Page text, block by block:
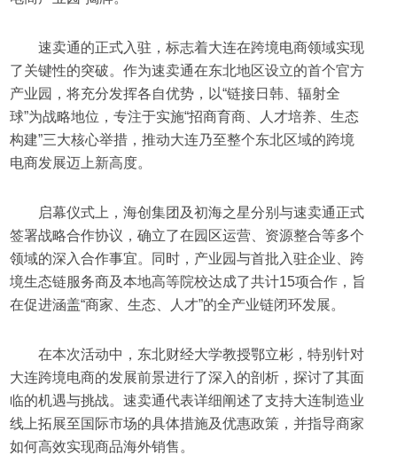
速卖通的正式入驻，标志着大连在跨境电商领域实现
了关键性的突破。作为速卖通在东北地区设立的首个官方
产业园，将充分发挥各自优势，以“链接日韩、辐射全
球”为战略地位，专注于实施“招商育商、人才培养、生态
构建”三大核心举措，推动大连乃至整个东北区域的跨境
电商发展迈上新高度。
启幕仪式上，海创集团及初海之星分别与速卖通正式
签署战略合作协议，确立了在园区运营、资源整合等多个
领域的深入合作事宜。同时，产业园与首批入驻企业、跨
境生态链服务商及本地高等院校达成了共计15项合作，旨
在促进涵盖“商家、生态、人才”的全产业链闭环发展。
在本次活动中，东北财经大学教授鄂立彬，特别针对
大连跨境电商的发展前景进行了深入的剖析，探讨了其面
临的机遇与挑战。速卖通代表详细阐述了支持大连制造业
线上拓展至国际市场的具体措施及优惠政策，并指导商家
如何高效实现商品海外销售。